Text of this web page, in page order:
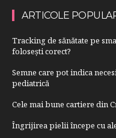
ARTICOLE
Tracking de sănătate pe
folosești corect?
Semne care pot indica
pediatrică
Cele mai bune cartiere din
Îngrijirea pielii începe cu